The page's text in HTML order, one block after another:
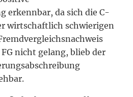
erkennbar, da sich die C-
wirtschaftlich schwierigen
nicht gelang, blieb der